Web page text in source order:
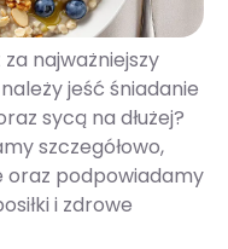
najważniejszy
jeść śniadanie
sycą na dłużej?
szczegółowo,
oraz podpowiadamy
i zdrowe